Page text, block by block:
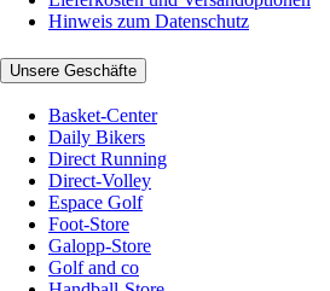
Hinweis zum Datenschutz
Unsere Geschäfte
Basket-Center
Daily Bikers
Direct Running
Direct-Volley
Espace Golf
Foot-Store
Galopp-Store
Golf and co